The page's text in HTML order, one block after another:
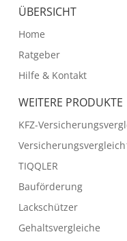
ÜBERSICHT
Home
Ratgeber
Hilfe & Kontakt
WEITERE PRODUKTE
KFZ-
TIQQLER
Bauförderung
Lackschützer
Gehaltsvergleiche